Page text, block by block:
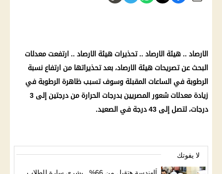
الارصاد .. هيئة الارصاد .. تحذيرات هيئة الارصاد .. ارتفعت معدلات
البحث عن تصريحات هيئة الارصاد، بعد تحذيراتها من ارتفاع نسبة
الرطوبة في الساعات المقبلة وسوف تسبب ظاهرة الرطوبة في
زيادة معدلات شعور المصريين بدرجات الحرارة
من درجتين إلى 3
درجات، لتصل إلى 43 درجة في الصعيد.
لا يفوتك
الهندسة هتقبل من 66%.. بشرى سارة للطلاب